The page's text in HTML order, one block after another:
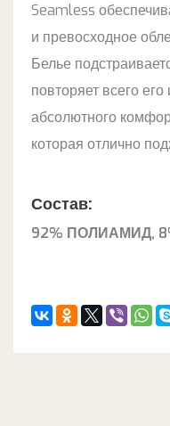
Seamless
и превосходное
Белье
повторяет всего
абсолютного
которая отлично
Состав:
92% ПОЛИАМИД,